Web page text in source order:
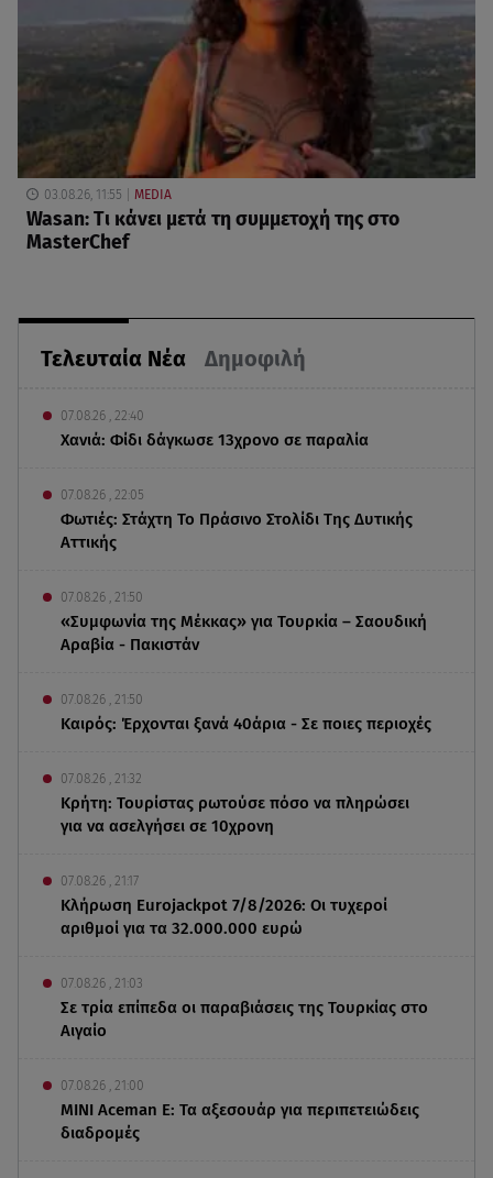
Τελευταία Νέα Δημοφιλή
07.08.26 , 22:40
Χανιά: Φίδι δάγκωσε 13χρονο σε παραλία
07.08.26 , 22:05
Φωτιές: Στάχτη Το Πράσινο Στολίδι Της Δυτικής
Αττικής
07.08.26 , 21:50
«Συμφωνία της Μέκκας» για Τουρκία – Σαουδική
Αραβία - Πακιστάν
07.08.26 , 21:50
Καιρός: Έρχονται ξανά 40άρια - Σε ποιες περιοχές
07.08.26 , 21:32
Κρήτη: Τουρίστας ρωτούσε πόσο να πληρώσει
για να ασελγήσει σε 10χρονη
07.08.26 , 21:17
Κλήρωση Eurojackpot 7/8/2026: Οι τυχεροί
αριθμοί για τα 32.000.000 ευρώ
07.08.26 , 21:03
Σε τρία επίπεδα οι παραβιάσεις της Τουρκίας στο
Αιγαίο
07.08.26 , 21:00
MINI Aceman E: Τα αξεσουάρ για περιπετειώδεις
διαδρομές
03.08.26, 11:55 MEDIA
Wasan: Tι κάνει μετά τη συμμετοχή της στο
MasterChef